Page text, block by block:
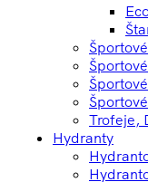
Trofeje,
Hydranty